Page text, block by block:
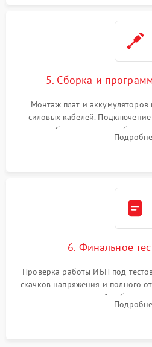
5. Сборка и
Монтаж плат и аккумуляторов
силовых кабелей.
калибровки констант
срабатывания AVR и сброса
6. Финальное
Проверка работы ИБП под
скачков напряжения и полного
времени автономной работы,
корректности формы